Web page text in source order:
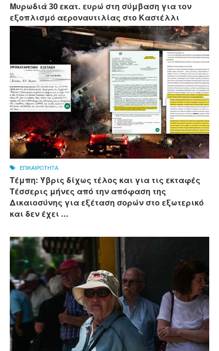
Μυρωδιά 30 εκατ. ευρώ στη σύμβαση για τον
εξοπλισμό αεροναυτιλίας στο Καστέλλι
ΕΠΙΚΑΙΡΟΤΗΤΑ
Τέμπη: Ύβρις δίχως τέλος και για τις εκταφές
Τέσσερις μήνες από την απόφαση της
Δικαιοσύνης για εξέταση σορών στο εξωτερικό
και δεν έχει ...